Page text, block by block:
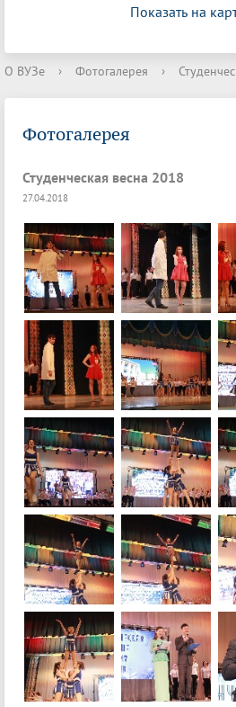
Показать на
О ВУЗе › Фотогалерея ›
Фотогалерея
Студенческая весна 2018
27.04.2018